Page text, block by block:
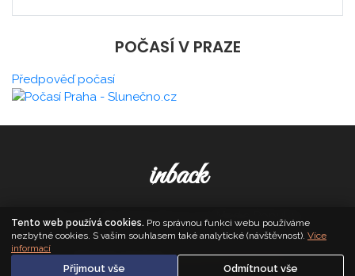
POČASÍ V PRAZE
Předpověď počasí
inback
© 2026. All Rights Reserved, Media Populus
Zásady cookies·Nastavení soukromí
Tento web používá cookies. Pro správnou funkci webu používáme
nezbytné cookies. S vaším souhlasem také analytické (návštěvnost). Více
informací
Přijmout vše Odmítnout vše